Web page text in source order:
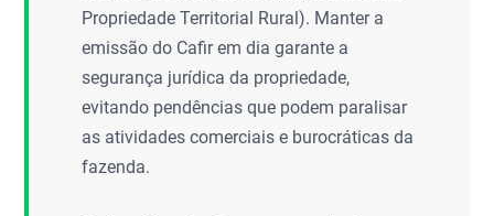
Propriedade Territorial Rural). Manter a
emissão do Cafir em dia garante a
segurança jurídica da propriedade,
evitando pendências que podem paralisar
as atividades comerciais e burocráticas da
fazenda.